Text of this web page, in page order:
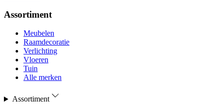
Assortiment
Meubelen
Raamdecoratie
Verlichting
Vloeren
Tuin
Alle merken
Assortiment